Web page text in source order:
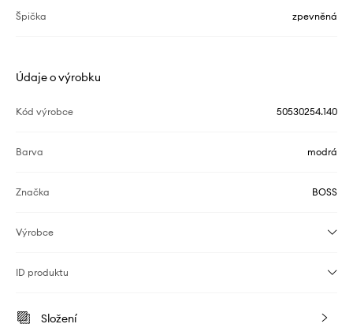
Špička zpevněná
Údaje o výrobku
Kód výrobce 50530254.140
Barva modrá
Značka BOSS
Výrobce
ID produktu
Složení